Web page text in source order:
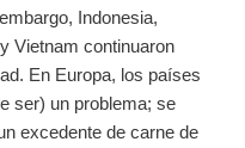
Indonesia,
Vietnam continuaron
En Europa, los países
ser) un problema; se
excedente de carne de